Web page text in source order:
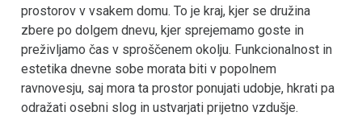
prostorov v vsakem domu. To je kraj, kjer se družina
zbere po dolgem dnevu, kjer sprejemamo goste in
preživljamo čas v sproščenem okolju. Funkcionalnost in
estetika dnevne sobe morata biti v popolnem
ravnovesju, saj mora ta prostor ponujati udobje, hkrati pa
odražati osebni slog in ustvarjati prijetno vzdušje.